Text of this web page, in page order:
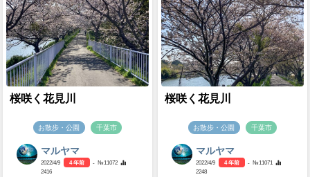
桜咲く花見川
お散歩・公園 千葉市
マルヤマ
2022/4/9 4 年前
- №11072
2416
桜咲く花見川
お散歩・公園 千葉市
マルヤマ
2022/4/9 4 年前
- №11071
2248